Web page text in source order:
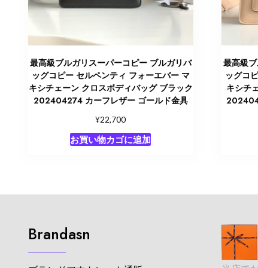
最高級ブルガリスーパーコピー ブルガリバ
ッグコピー セルペンティ フォーエバー マ
キシチェーン クロスボディバッグ ブラック
202404274 カーフレザー ゴールド金具
¥22,700
お買い物カゴに追加
最高級
ッグコ
キシチ
Brandasn